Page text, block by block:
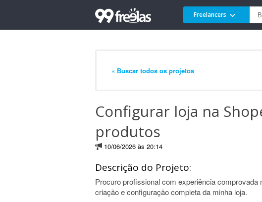
Freelancers
« Buscar todos os projetos
Configurar loja na
produtos
10/06/2026 às 20:14
Descrição do Projeto:
Procuro profissional com experiência comprovada
criação e configuração completa da minha loja.